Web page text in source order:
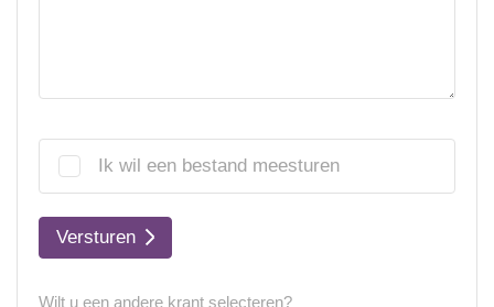
Ik wil een bestand meesturen
Versturen
Wilt u een andere krant selecteren?